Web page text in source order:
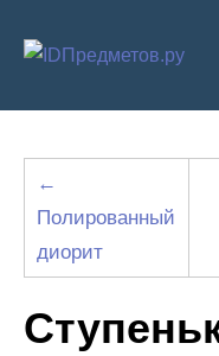
←
Полированный
диорит